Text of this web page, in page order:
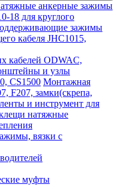
анкерные зажимы
18 для круглого
зажимы
кабеля JHC1015,
кабелей ODWAC,
и узлы
CS1500 Монтажная
F207, замки(скрепа,
и инструмент для
натяжные
вязки с
муфты